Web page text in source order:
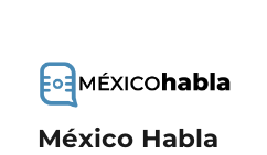
México Habla